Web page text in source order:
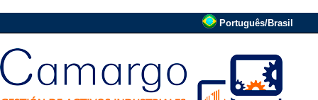
Português/Brasil